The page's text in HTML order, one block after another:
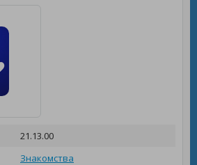
21.13.00
Знакомства